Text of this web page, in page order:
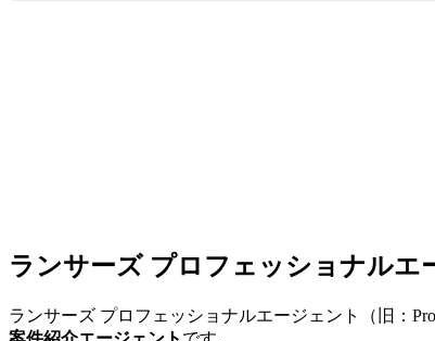
ランサーズ プロフェッショナルエ
ランサーズ プロフェッショナルエージェント（旧：